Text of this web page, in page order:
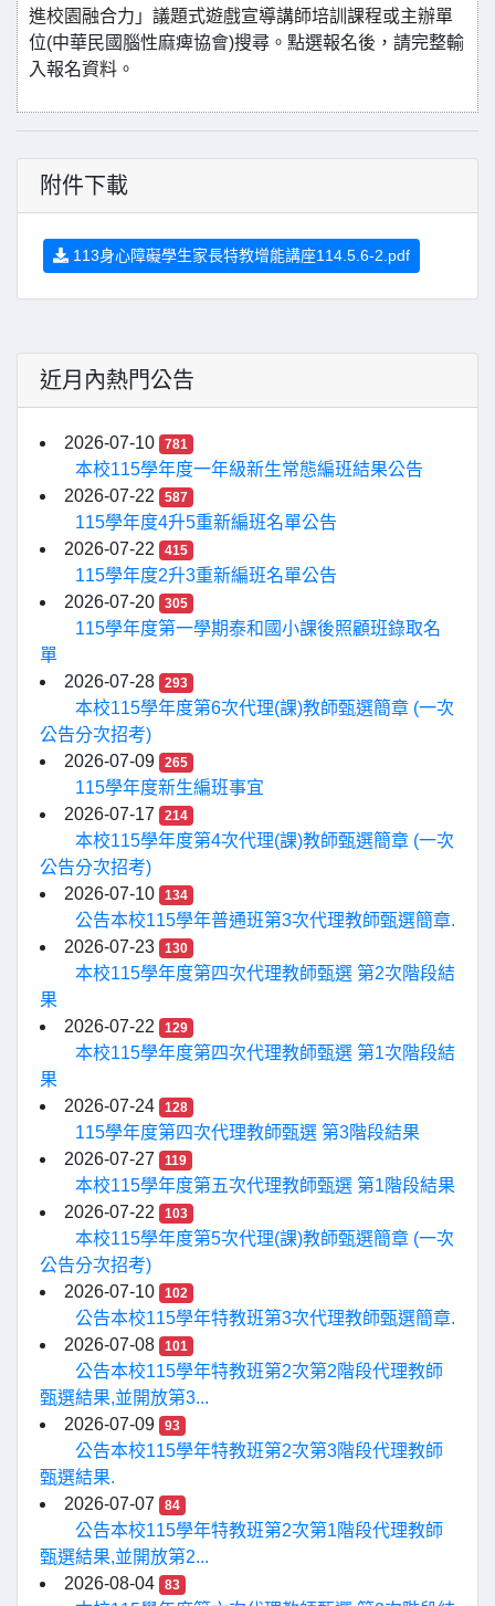
進校園融合力」議題式遊戲宣導講師培訓課程或主辦單
位(中華民國腦性麻痺協會)搜尋。點選報名後，請完整輸
入報名資料。
附件下載
113身心障礙學生家長特教增能講座114.5.6-2.pdf
近月內熱門公告
2026-07-10 781
本校115學年度一年級新生常態編班結果公告
2026-07-22
587
115學年度4升5重新編班名單公告
2026-07-22
415
115學年度2升3重新編班名單公告
2026-07-20
305
115學年度第一學期泰和國小課後照顧班錄取名
單
2026-07-28
293
本校115學年度第6次代理(課)教師甄選簡章 (一次
公告分次招考)
2026-07-09
265
115學年度新生編班事宜
2026-07-17
214
本校115學年度第4次代理(課)教師甄選簡章 (一次
公告分次招考)
2026-07-10
134
公告本校115學年普通班第3次代理教師甄選簡章.
2026-07-23
130
本校115學年度第四次代理教師甄選 第2次階段結
果
2026-07-22
129
本校115學年度第四次代理教師甄選 第1次階段結
果
2026-07-24
128
115學年度第四次代理教師甄選 第3階段結果
2026-07-27
119
本校115學年度第五次代理教師甄選 第1階段結果
2026-07-22
103
本校115學年度第5次代理(課)教師甄選簡章 (一次
公告分次招考)
2026-07-10
102
公告本校115學年特教班第3次代理教師甄選簡章.
2026-07-08
101
公告本校115學年特教班第2次第2階段代理教師
甄選結果,並開放第3...
2026-07-09
93
公告本校115學年特教班第2次第3階段代理教師
甄選結果.
2026-07-07
84
公告本校115學年特教班第2次第1階段代理教師
甄選結果,並開放第2...
2026-08-04
83